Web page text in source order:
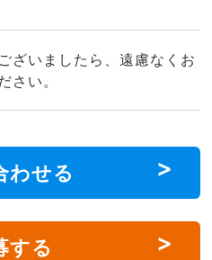
ざいましたら、遠慮なくお
さい。
わせる
する